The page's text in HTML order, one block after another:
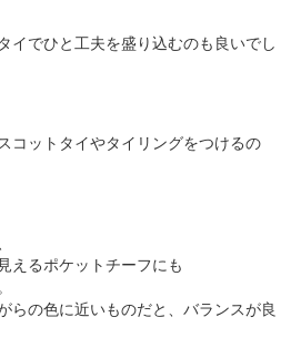
イでひと工夫を盛り込むのも良いでし
コットタイやタイリングをつけるの
えるポケットチーフにも
らの色に近いものだと、バランスが良